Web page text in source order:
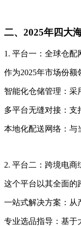
二、2025年四大
1. 平台一：全球仓配
作为2025年市场份
智能化仓储管理：
多平台无缝对接：支
本地化配送网络：与
2. 平台二：跨境电商
这个平台以其全面的
一站式解决方案：从
专业选品指导：基于